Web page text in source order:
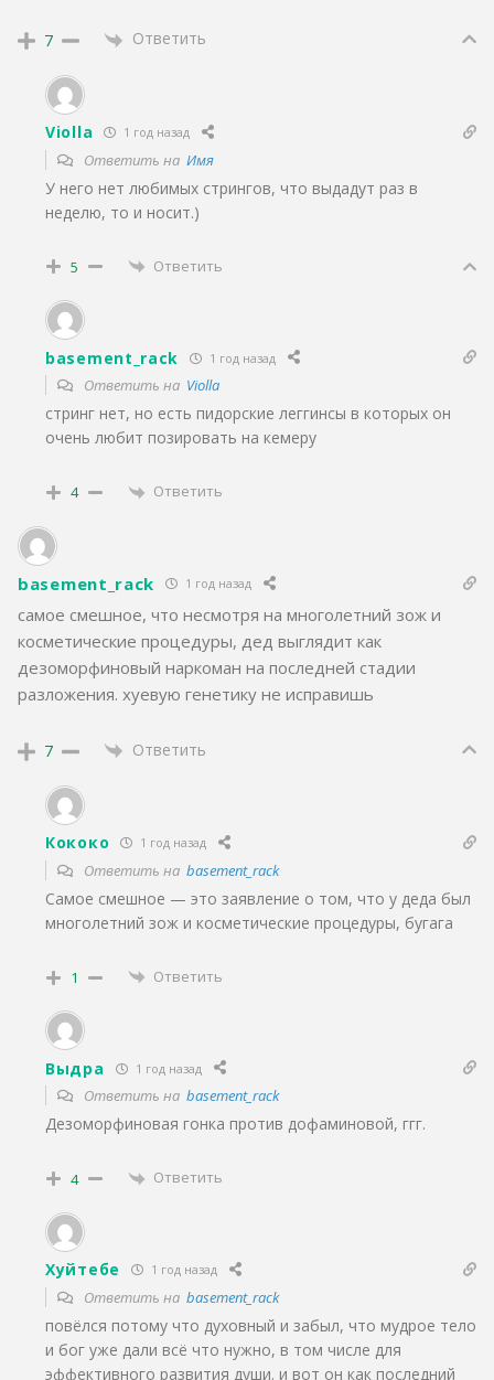
7 Ответить
Violla 1 год назад
Ответить на Имя
У него нет любимых стрингов, что выдадут раз в
неделю, то и носит.)
5 Ответить
basement_rack 1 год назад
Ответить на Violla
стринг нет, но есть пидорские леггинсы в которых он
очень любит позировать на кемеру
4 Ответить
basement_rack 1 год назад
самое смешное, что несмотря на многолетний зож и
косметические процедуры, дед выглядит как
дезоморфиновый наркоман на последней стадии
разложения. хуевую генетику не исправишь
7 Ответить
Кококо 1 год назад
Ответить на basement_rack
Самое смешное — это заявление о том, что у деда был
многолетний зож и косметические процедуры, бугага
1 Ответить
Выдра 1 год назад
Ответить на basement_rack
Дезоморфиновая гонка против дофаминовой, ггг.
4 Ответить
Хуйтебе 1 год назад
Ответить на basement_rack
повёлся потому что духовный и забыл, что мудрое тело
и бог уже дали всё что нужно, в том числе для
эффективного развития души. и вот он как последний